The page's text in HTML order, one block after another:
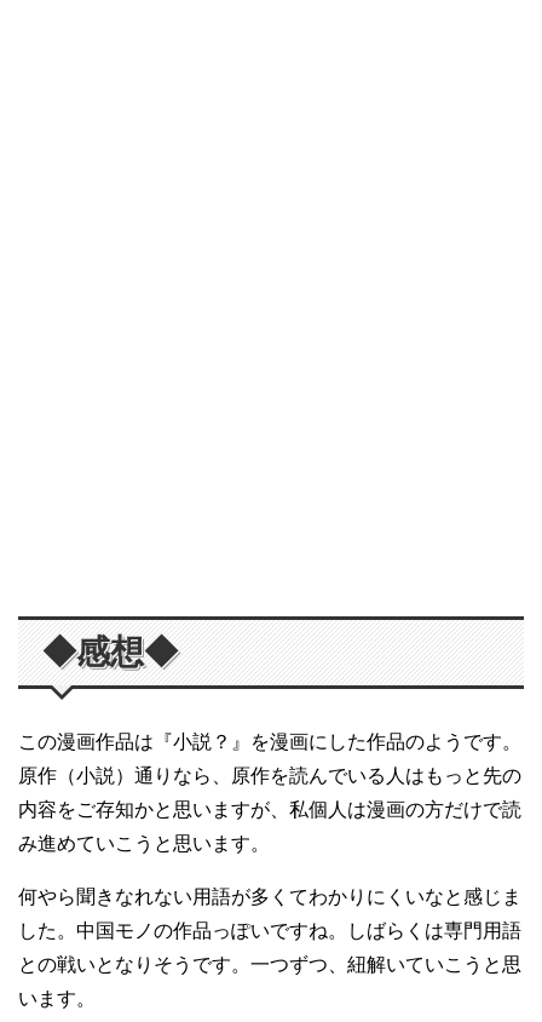
◆感想◆
この漫画作品は『小説？』を漫画にした作品のようです。
原作（小説）通りなら、原作を読んでいる人はもっと先の
内容をご存知かと思いますが、私個人は漫画の方だけで読
み進めていこうと思います。
何やら聞きなれない用語が多くてわかりにくいなと感じま
した。中国モノの作品っぽいですね。しばらくは専門用語
との戦いとなりそうです。一つずつ、紐解いていこうと思
います。